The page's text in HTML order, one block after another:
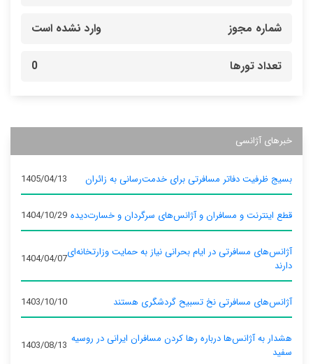
شماره مجوز وارد نشده است
تعداد تورها 0
خبرهای آژانسی
بسیج ظرفیت دفاتر مسافرتی برای خدمت‌رسانی به زائران 1405/04/13
قطع اینترنت و مسافران و آژانس‌های سرگردان و خسارت‌دیده 1404/10/29
آژانس‌های مسافرتی در ایام بحرانی نیاز به حمایت وزارتخانه‌ای
دارند
1404/04/07
آژانس‌های مسافرتی نخ تسبیح گردشگری هستند 1403/10/10
هشدار به آژانس‌ها درباره رها کردن مسافران ایرانی در روسیه
سفید
1403/08/13